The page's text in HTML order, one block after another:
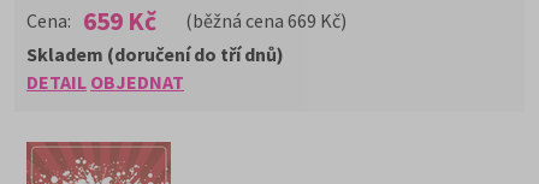
Cena: 659 Kč (běžná cena 669 Kč)
DETAIL OBJEDNAT
Skladem (doručení do tří dnů)